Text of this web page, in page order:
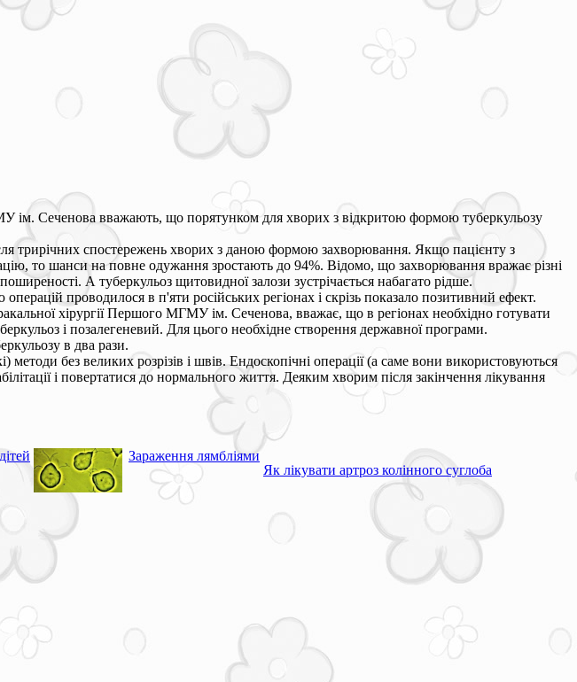
ім. Сеченова вважають, що порятунком для хворих з відкритою формою туберкульозу
трирічних спостережень хворих з даною формою захворювання. Якщо пацієнту з
то шанси на повне одужання зростають до 94%. Відомо, що захворювання вражає різні
А туберкульоз щитовидної залози зустрічається набагато рідше.
проводилося в п'яти російських регіонах і скрізь показало позитивний ефект.
хірургії Першого МГМУ ім. Сеченова, вважає, що в регіонах необхідно готувати
і позалегеневий. Для цього необхідне створення державної програми.
в два рази.
без великих розрізів і швів. Ендоскопічні операції (а саме вони використовуються
і повертатися до нормального життя. Деяким хворим після закінчення лікування
Зараження лямбліями
Як лікувати артроз колінного суглоба